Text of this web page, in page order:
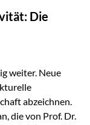
vor eine
Die
weiter. Neue
abzeichnen.
die von Prof. Dr.